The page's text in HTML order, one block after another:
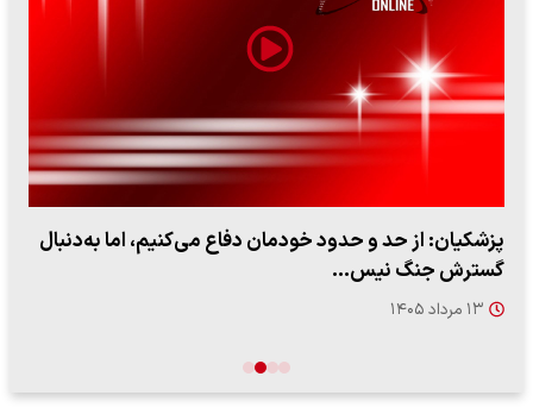
پزشکیان: از حد و حدود خودمان دفاع می‌کنیم، اما به‌دنبال
گسترش جنگ نیس…
۱۳ مرداد ۱۴۰۵